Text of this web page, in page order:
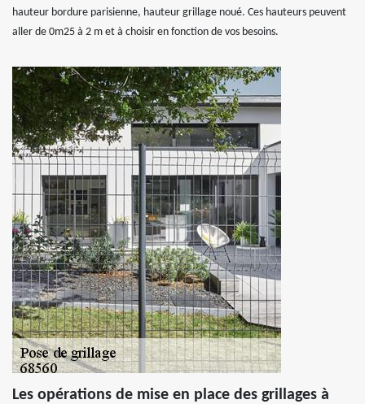
hauteur bordure parisienne, hauteur grillage noué. Ces hauteurs peuvent
aller de 0m25 à 2 m et à choisir en fonction de vos besoins.
Les opérations de mise en place des grillages à